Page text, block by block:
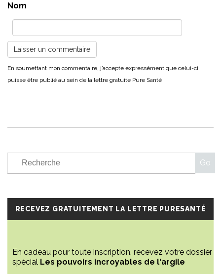
Nom
RECEVEZ GRATUITEMENT LA LETTRE PURESANTÉ
En cadeau pour toute inscription, recevez votre dossier
spécial Les pouvoirs incroyables de l'argile